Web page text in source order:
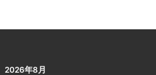
2026年8月